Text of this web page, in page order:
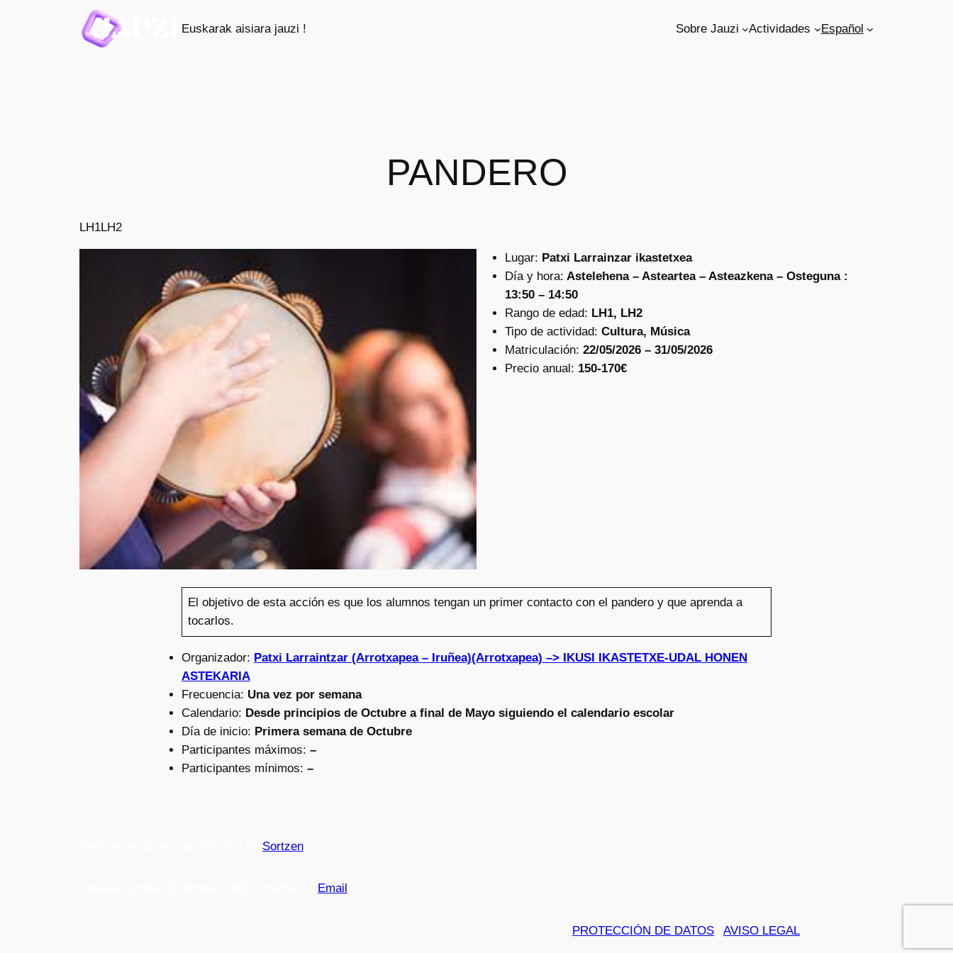
Euskarak aisiara jauzi ! Sobre Jauzi Actividades Español
PANDERO
LH1LH2
Lugar: Patxi Larrainzar ikastetxea
Día y hora: Astelehena – Asteartea – Asteazkena – Osteguna :
13:50 – 14:50
Rango de edad: LH1, LH2
Tipo de actividad: Cultura, Música
Matriculación: 22/05/2026 – 31/05/2026
Precio anual: 150-170€
El objetivo de esta acción es que los alumnos tengan un primer contacto con el pandero y que aprenda a
tocarlos.
Organizador: Patxi Larraintzar (Arrotxapea – Iruñea)(Arrotxapea) –> IKUSI IKASTETXE-UDAL HONEN
ASTEKARIA
Frecuencia: Una vez por semana
Calendario: Desde principios de Octubre a final de Mayo siguiendo el calendario escolar
Día de inicio: Primera semana de Octubre
Participantes máximos: –
Participantes mínimos: –
Sortzen
Email
PROTECCIÓN DE DATOS AVISO LEGAL